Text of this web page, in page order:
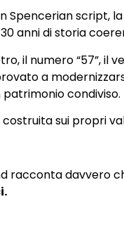
Spencerian script,
anni di storia
il numero “57”,
a
condiviso.
costruita sui propri
racconta davvero